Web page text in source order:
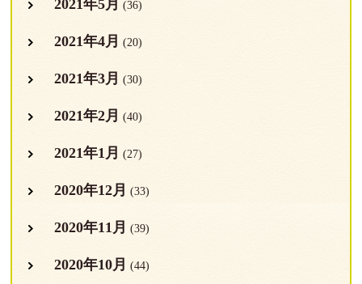
2021年5月 (36)
2021年4月 (20)
2021年3月 (30)
2021年2月 (40)
2021年1月 (27)
2020年12月 (33)
2020年11月 (39)
2020年10月 (44)